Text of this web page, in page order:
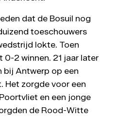
dat de Bosuil nog
toeschouwers
lokte. Toen
0-2 winnen. 21 jaar later
bij Antwerp op een
Het zorgde voor een
en een jonge
de Rood-Witte